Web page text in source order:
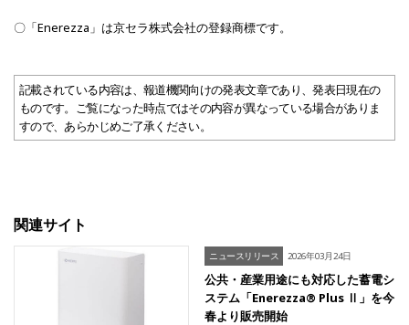
〇「Enerezza」は京セラ株式会社の登録商標です。
記載されている内容は、報道機関向けの発表文章であり、発表日現在の
ものです。ご覧になった時点ではその内容が異なっている場合がありま
すので、あらかじめご了承ください。
関連サイト
ニュースリリース 2026年03月24日
公共・産業用途にも対応した蓄電シ
ステム「Enerezza® Plus Ⅱ」を今
春より販売開始